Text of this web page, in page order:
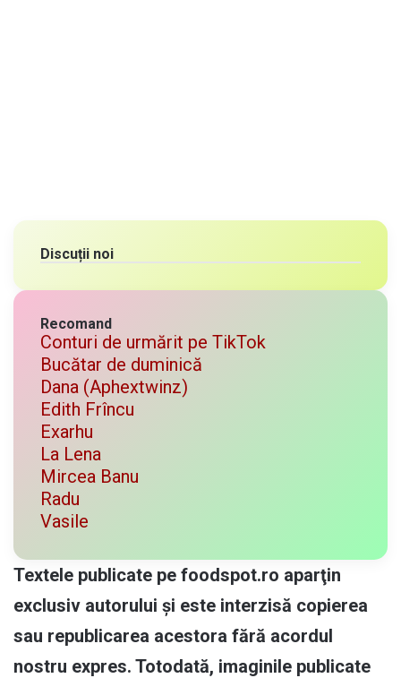
Discuții noi
Recomand
Conturi de urmărit pe TikTok
Bucătar de duminică
Dana (Aphextwinz)
Edith Frîncu
Exarhu
La Lena
Mircea Banu
Radu
Vasile
Textele publicate pe foodspot.ro aparţin
exclusiv autorului și este interzisă copierea
sau republicarea acestora fără acordul
nostru expres. Totodată, imaginile publicate